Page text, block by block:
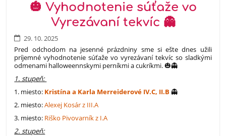
🎃 Vyhodnotenie súťaže vo
Vyrezávaní tekvíc 👻
29. 10. 2025
Pred odchodom na jesenné prázdniny sme si ešte dnes užili
príjemné vyhodnotenie súťaže vo vyrezávaní tekvíc so sladkými
odmenami halloweennskymi perníkmi a cukríkmi. 🎃👻
1. stupeň:
1. miesto: Kristína a Karla Merreiderové IV.C, II.B 👻
2. miesto:Alexej Kosár z III.A
3. miesto: Riško Pivovarník z I.A
2. stupeň: